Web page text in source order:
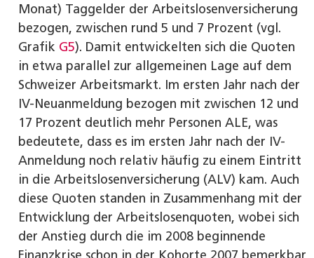
Monat) Taggelder der Arbeitslosenversicherung
bezogen, zwischen rund 5 und 7 Prozent (vgl.
Grafik G5). Damit entwickelten sich die Quoten
in etwa parallel zur allgemeinen Lage auf dem
Schweizer Arbeitsmarkt. Im ersten Jahr nach der
IV-Neuanmeldung bezogen mit zwischen 12 und
17 Prozent deutlich mehr Personen ALE, was
bedeutete, dass es im ersten Jahr nach der IV-
Anmeldung noch relativ häufig zu einem Eintritt
in die Arbeitslosenversicherung (ALV) kam. Auch
diese Quoten standen in Zusammenhang mit der
Entwicklung der Arbeitslosenquoten, wobei sich
der Anstieg durch die im 2008 beginnende